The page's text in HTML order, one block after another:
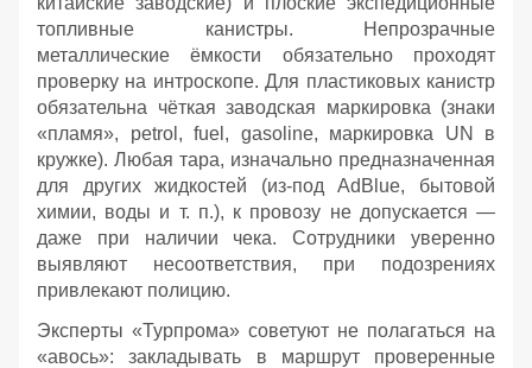
топливные канистры. Непрозрачные
металлические ёмкости обязательно проходят
проверку на интроскопе. Для пластиковых канистр
обязательна чёткая заводская маркировка (знаки
«пламя», petrol, fuel, gasoline, маркировка UN в
кружке). Любая тара, изначально предназначенная
для других жидкостей (из‑под AdBlue, бытовой
химии, воды и т. п.), к провозу не допускается —
даже при наличии чека. Сотрудники уверенно
выявляют несоответствия, при подозрениях
привлекают полицию.
Эксперты «Турпрома» советуют не полагаться на
«авось»: закладывать в маршрут проверенные